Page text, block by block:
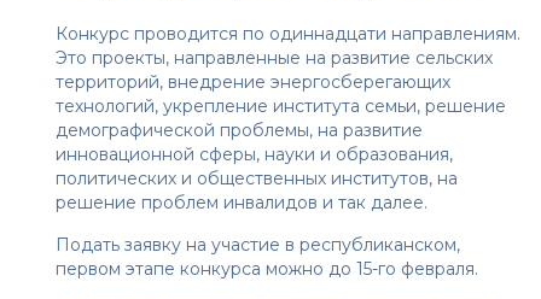
Конкурс проводится по одиннадцати направлениям.
Это проекты, направленные на развитие сельских
территорий, внедрение энергосберегающих
технологий, укрепление института семьи, решение
демографической проблемы, на развитие
инновационной сферы, науки и образования,
политических и общественных институтов, на
решение проблем инвалидов и так далее.
Подать заявку на участие в республиканском,
первом этапе конкурса можно до 15-го февраля.